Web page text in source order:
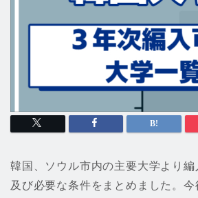
韓国、ソウル市内の主要大学より
及び必要な条件をまとめました。